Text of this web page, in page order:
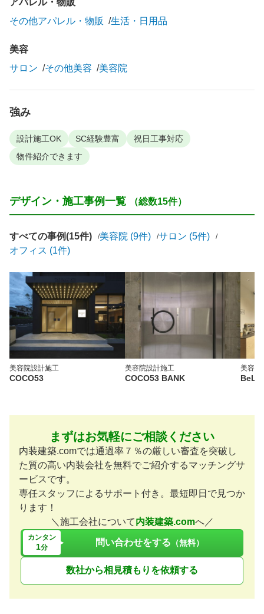
その他アパレル・物販
生活・日用品
美容
サロン
その他美容 美容院
強み
設計施工OK SC経験豊富
祝日工事対応
物件紹介できます
デザイン・施工事例一覧 （総数15件）
すべての事例(15件) 美容院 (9件)
サロン (5件)
オフィス (1件)
美容院設計施工
COCO53
美容院設計施工
COCO53 BANK
美容院
まずはお気軽にご相談ください
内装建築.comでは通過率７％の厳しい審査を突破し
た質の高い内装会社を無料でご紹介するマッチングサ
ービスです。
専任スタッフによるサポート付き。最短即日で見つか
ります！
＼施工会社について内装建築.comへ／
カンタン
1分 問い合わせをする （無料）
数社から相見積もりを依頼する